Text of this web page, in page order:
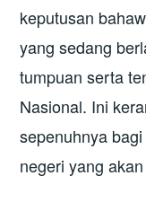
keputusan
yang sedang
tumpuan serta
Nasional. Ini
sepenuhnya
negeri yang